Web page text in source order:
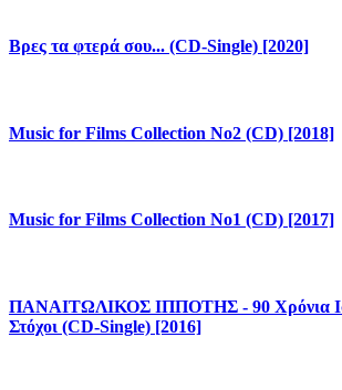
Βρες τα φτερά σου... (CD-Single) [2020]
Music for Films Collection No2 (CD) [2018]
Music for Films Collection No1 (CD) [2017]
ΠΑΝΑΙΤΩΛΙΚΟΣ ΙΠΠΟΤΗΣ - 90 Χρόνια
Στόχοι (CD-Single) [2016]